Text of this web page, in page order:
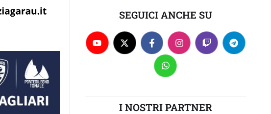
SEGUICI ANCHE SU
I NOSTRI PARTNER